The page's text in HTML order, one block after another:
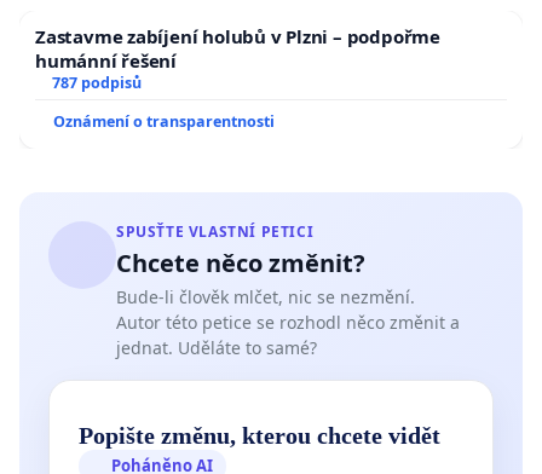
Zastavme zabíjení holubů v Plzni – podpořme
humánní řešení
787 podpisů
Oznámení o transparentnosti
SPUSŤTE VLASTNÍ PETICI
Chcete něco změnit?
Bude-li člověk mlčet, nic se nezmění.
Autor této petice se rozhodl něco změnit a
jednat. Uděláte to samé?
Popište změnu, kterou chcete vidět
Poháněno AI